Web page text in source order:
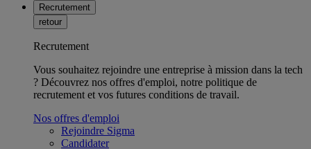
Recrutement
retour
Recrutement
Vous souhaitez rejoindre une entreprise à mission dans la tech
? Découvrez nos offres d'emploi, notre politique de
recrutement et vos futures conditions de travail.
Nos offres d'emploi
Rejoindre Sigma
Candidater